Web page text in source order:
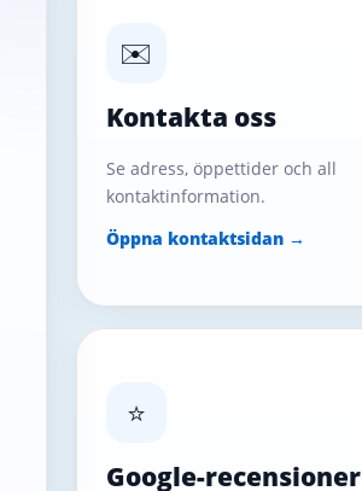
✉️
Kontakta oss
Se adress, öppettider och all
kontaktinformation.
Öppna kontaktsidan →
⭐
Google-recensioner